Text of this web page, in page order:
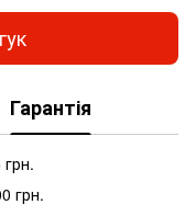
Гарантія
грн.